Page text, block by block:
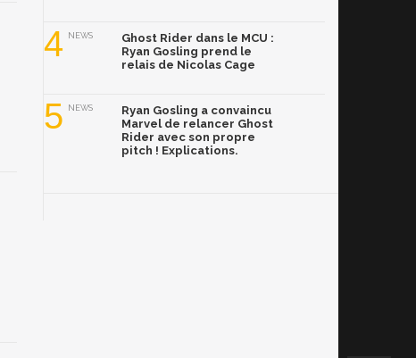
4 NEWS
Ghost Rider dans le MCU :
Ryan Gosling prend le
relais de Nicolas Cage
5 NEWS
Ryan Gosling a convaincu
Marvel de relancer Ghost
Rider avec son propre
pitch ! Explications.